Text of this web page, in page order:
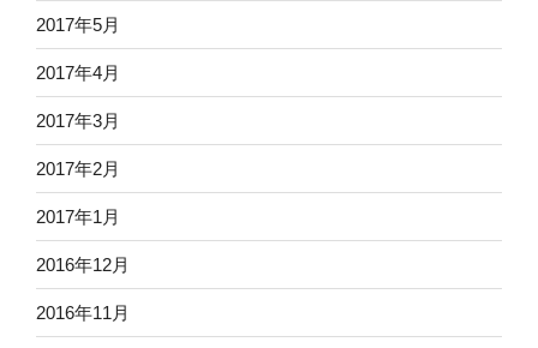
2017年5月
2017年4月
2017年3月
2017年2月
2017年1月
2016年12月
2016年11月